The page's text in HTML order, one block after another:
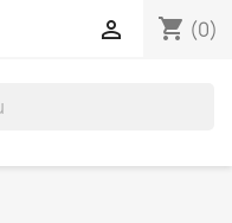
shopping_cart (0)
